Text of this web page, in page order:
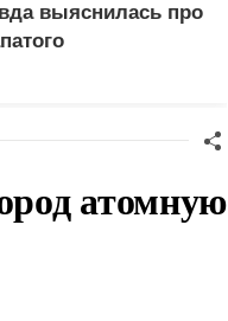
выяснилась про
атомную